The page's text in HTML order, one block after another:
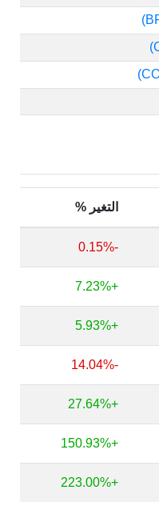
التغير %
-0.15%
+7.23%
+5.93%
-14.04%
+27.64%
+150.93%
+223.00%